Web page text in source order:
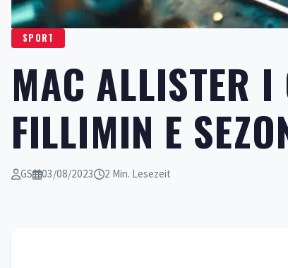
SPORT
MAC ALLISTER I
FILLIMIN E
GS 03/08/2023 2 Min. Lesezeit